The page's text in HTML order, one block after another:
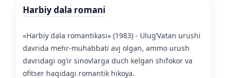
Harbiy dala romani
«Harbiy dala romantikasi» (1983) - Ulug’Vatan urushi
davrida mehr-muhabbati avj olgan, ammo urush
davridagi og’ir sinovlarga duch kelgan shifokor va
ofitser haqidagi romantik hikoya.